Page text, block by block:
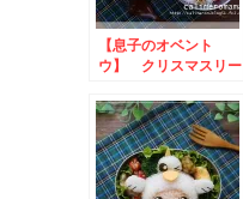
【息子のオベント
ウ】 クリスマスリー